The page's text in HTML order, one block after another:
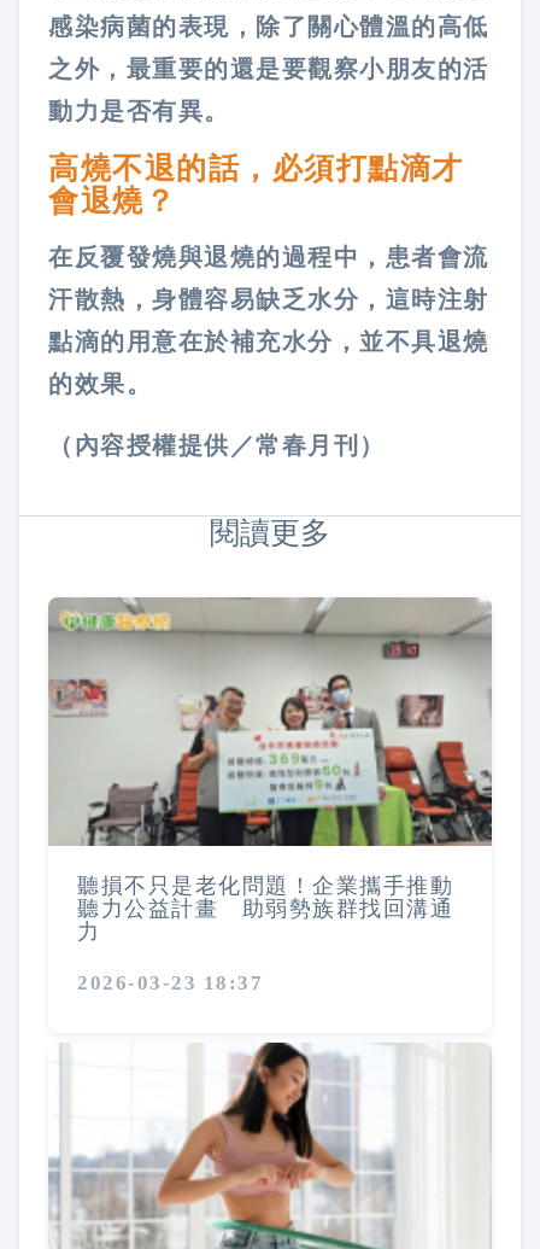
感染病菌的表現，除了關心體溫的高低
之外，最重要的還是要觀察小朋友的活
動力是否有異。
高燒不退的話，必須打點滴才
會退燒？
在反覆發燒與退燒的過程中，患者會流
汗散熱，身體容易缺乏水分，這時注射
點滴的用意在於補充水分，並不具退燒
的效果。
（內容授權提供／常春月刊）
閱讀更多
聽損不只是老化問題！企業攜手推動
聽力公益計畫 助弱勢族群找回溝通
力
2026-03-23 18:37